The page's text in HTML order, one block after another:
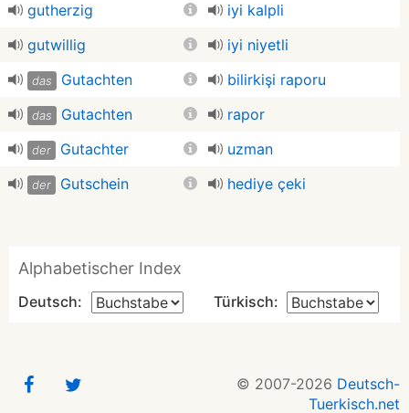
gutherzig
iyi kalpli
gutwillig
iyi niyetli
das Gutachten bilirkişi raporu
das Gutachten rapor
der Gutachter uzman
der Gutschein hediye çeki
Alphabetischer Index
Deutsch: Türkisch:
© 2007-2026 Deutsch-
Tuerkisch.net